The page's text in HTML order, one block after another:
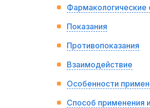
Фармакологические
Показания
Противопоказания
Взаимодействие
Особенности
Способ применения